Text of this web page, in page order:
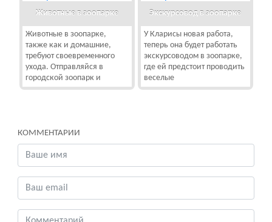
Животные в зоопарке
Животные в зоопарке,
также как и домашние,
требуют своевременного
ухода. Отправляйся в
городской зоопарк и
Экскурсовод в зоопарке
У Кларисы новая работа,
теперь она будет работать
экскурсоводом в зоопарке,
где ей предстоит проводить
веселые
КОММЕНТАРИИ